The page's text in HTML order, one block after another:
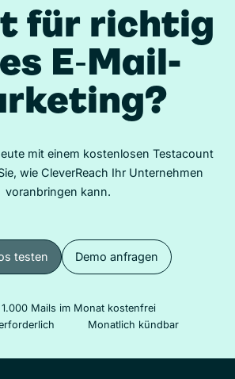
für richtig
E‑Mail-
mit einem kostenlosen Testacount
wie CleverReach Ihr Unternehmen
voranbringen kann.
testen
testen
Demo anfragen
Demo anfragen
Mails im Monat kostenfrei
Monatlich kündbar